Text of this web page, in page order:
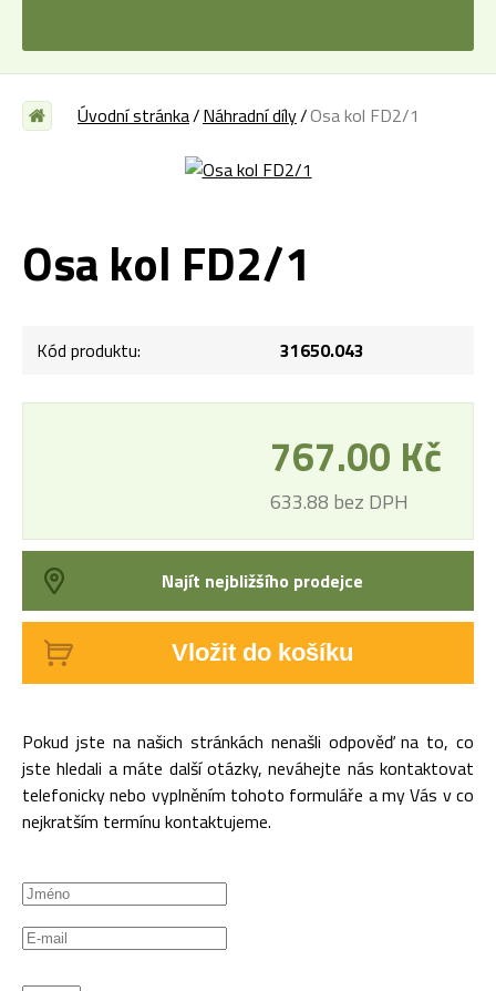
Úvodní stránka Náhradní díly Osa kol FD2/1
Osa kol FD2/1
Kód produktu: 31650.043
767.00 Kč
633.88 bez DPH
Najít nejbližšího prodejce
Vložit do košíku
Pokud jste na našich stránkách nenašli odpověď na to, co
jste hledali a máte další otázky, neváhejte nás kontaktovat
telefonicky nebo vyplněním tohoto formuláře a my Vás v co
nejkratším termínu kontaktujeme.